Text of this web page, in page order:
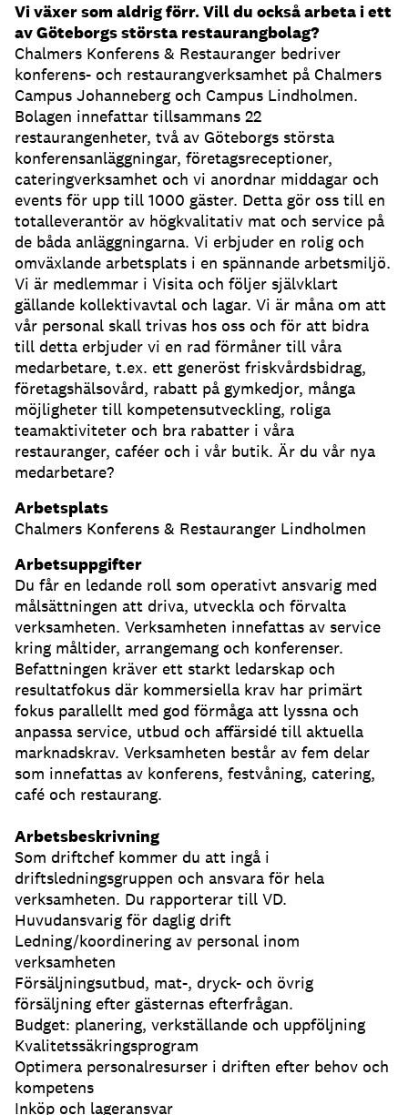
Vi växer som aldrig förr. Vill du också arbeta i ett
av Göteborgs största restaurangbolag?
Chalmers Konferens & Restauranger bedriver
konferens- och restaurangverksamhet på Chalmers
Campus Johanneberg och Campus Lindholmen.
Bolagen innefattar tillsammans 22
restaurangenheter, två av Göteborgs största
konferensanläggningar, företagsreceptioner,
cateringverksamhet och vi anordnar middagar och
events för upp till 1000 gäster. Detta gör oss till en
totalleverantör av högkvalitativ mat och service på
de båda anläggningarna. Vi erbjuder en rolig och
omväxlande arbetsplats i en spännande arbetsmiljö.
Vi är medlemmar i Visita och följer självklart
gällande kollektivavtal och lagar. Vi är måna om att
vår personal skall trivas hos oss och för att bidra
till detta erbjuder vi en rad förmåner till våra
medarbetare, t.ex. ett generöst friskvårdsbidrag,
företagshälsovård, rabatt på gymkedjor, många
möjligheter till kompetensutveckling, roliga
teamaktiviteter och bra rabatter i våra
restauranger, caféer och i vår butik. Är du vår nya
medarbetare?
Arbetsplats
Chalmers Konferens & Restauranger Lindholmen
Arbetsuppgifter
Du får en ledande roll som operativt ansvarig med
målsättningen att driva, utveckla och förvalta
verksamheten. Verksamheten innefattas av service
kring måltider, arrangemang och konferenser.
Befattningen kräver ett starkt ledarskap och
resultatfokus där kommersiella krav har primärt
fokus parallellt med god förmåga att lyssna och
anpassa service, utbud och affärsidé till aktuella
marknadskrav. Verksamheten består av fem delar
som innefattas av konferens, festvåning, catering,
café och restaurang.
Arbetsbeskrivning
Som driftchef kommer du att ingå i
driftsledningsgruppen och ansvara för hela
verksamheten. Du rapporterar till VD.
Huvudansvarig för daglig drift
Ledning/koordinering av personal inom
verksamheten
Försäljningsutbud, mat-, dryck- och övrig
försäljning efter gästernas efterfrågan.
Budget: planering, verkställande och uppföljning
Kvalitetssäkringsprogram
Optimera personalresurser i driften efter behov och
kompetens
Inköp och lageransvar